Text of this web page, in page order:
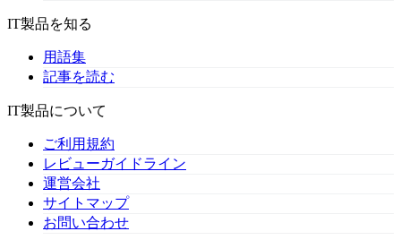
IT製品を知る
用語集
記事を読む
IT製品について
ご利用規約
レビューガイドライン
運営会社
サイトマップ
お問い合わせ